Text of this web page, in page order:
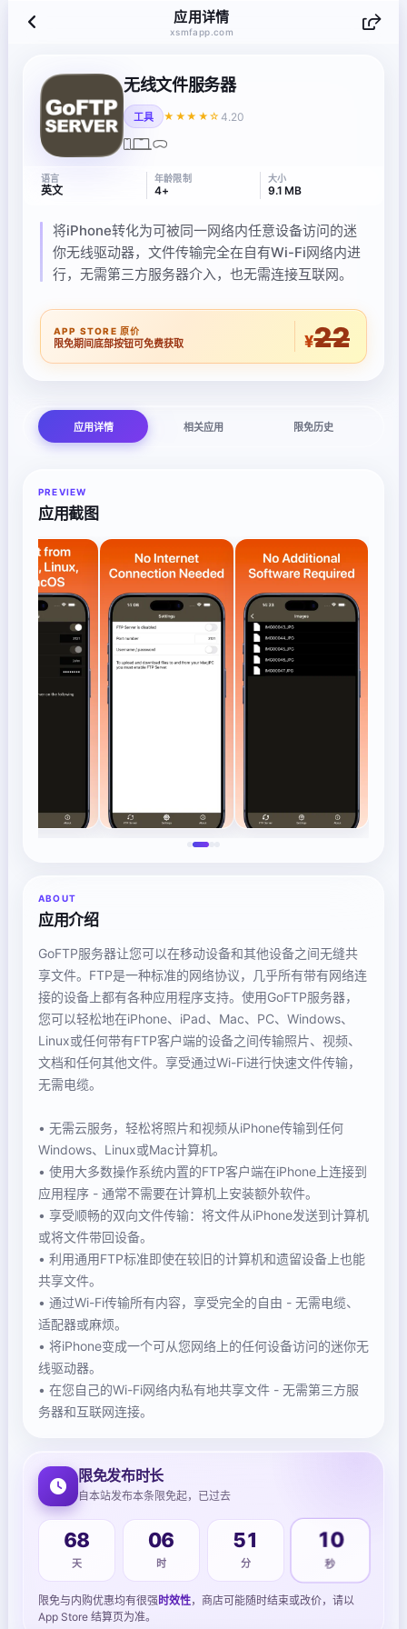
应用详情
xsmfapp.com
无线文件服务器
工具 ★★★★☆ 4.20
语言
英文
年龄限制
4+
大小
9.1 MB
将iPhone转化为可被同一网络内任意设备访问的迷
你无线驱动器，文件传输完全在自有Wi-Fi网络内进
行，无需第三方服务器介入，也无需连接互联网。
APP STORE 原价
限免期间底部按钮可免费获取 ¥22
应用详情 相关应用 限免历史
PREVIEW
应用截图
ABOUT
应用介绍
GoFTP服务器让您可以在移动设备和其他设备之间无缝共
享文件。FTP是一种标准的网络协议，几乎所有带有网络连
接的设备上都有各种应用程序支持。使用GoFTP服务器，
您可以轻松地在iPhone、iPad、Mac、PC、Windows、
Linux或任何带有FTP客户端的设备之间传输照片、视频、
文档和任何其他文件。享受通过Wi-Fi进行快速文件传输，
无需电缆。
• 无需云服务，轻松将照片和视频从iPhone传输到任何
Windows、Linux或Mac计算机。
• 使用大多数操作系统内置的FTP客户端在iPhone上连接到
应用程序 - 通常不需要在计算机上安装额外软件。
• 享受顺畅的双向文件传输：将文件从iPhone发送到计算机
或将文件带回设备。
• 利用通用FTP标准即使在较旧的计算机和遗留设备上也能
共享文件。
• 通过Wi-Fi传输所有内容，享受完全的自由 - 无需电缆、
适配器或麻烦。
• 将iPhone变成一个可从您网络上的任何设备访问的迷你无
线驱动器。
• 在您自己的Wi-Fi网络内私有地共享文件 - 无需第三方服
务器和互联网连接。
限免发布时长
自本站发布本条限免起，已过去
68
天
06
时
51
分
10
秒
限免与内购优惠均有很强时效性，商店可能随时结束或改价，请以
App Store 结算页为准。